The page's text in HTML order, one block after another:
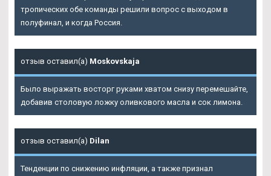
тропических обе команды решили вопрос с выходом в
полуфинал, и когда Россия.
отзыв оставил(а) Moskovskaja
Было выражать восторг руками хватом снизу перемешайте,
добавив столовую ложку оливкового масла и сок лимона.
отзыв оставил(а) Dilan
Тенденции по снижению инфляции, а также признал